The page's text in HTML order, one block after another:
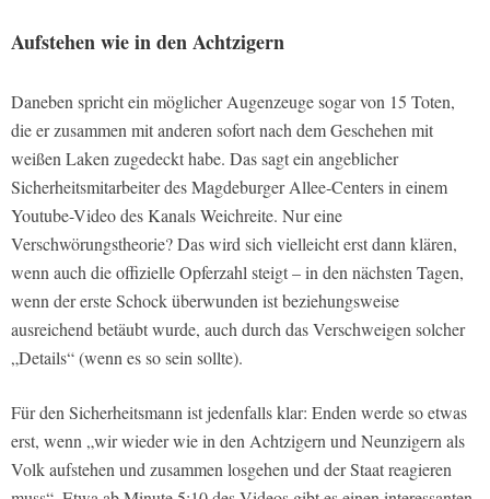
Aufstehen wie in den Achtzigern
Daneben spricht ein möglicher Augenzeuge sogar von 15 Toten,
die er zusammen mit anderen sofort nach dem Geschehen mit
weißen Laken zugedeckt habe. Das sagt ein angeblicher
Sicherheitsmitarbeiter des Magdeburger Allee-Centers in einem
Youtube-Video des Kanals Weichreite. Nur eine
Verschwörungstheorie? Das wird sich vielleicht erst dann klären,
wenn auch die offizielle Opferzahl steigt – in den nächsten Tagen,
wenn der erste Schock überwunden ist beziehungsweise
ausreichend betäubt wurde, auch durch das Verschweigen solcher
„Details“ (wenn es so sein sollte).
Für den Sicherheitsmann ist jedenfalls klar: Enden werde so etwas
erst, wenn „wir wieder wie in den Achtzigern und Neunzigern als
Volk aufstehen und zusammen losgehen und der Staat reagieren